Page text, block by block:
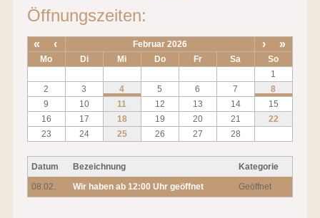
Öffnungszeiten:
« ‹ Februar 2026 › »
Mo Di Mi Do Fr Sa
So
1
2
3 4 5 6 7
8
9
10 11 12 13 14
15
16
17 18 19 20 21
22
23
24 25 26 27 28
Datum Bezeichnung
Kategorie
08.02.
Wir haben ab 12:00 Uhr geöffnet Geöffnet